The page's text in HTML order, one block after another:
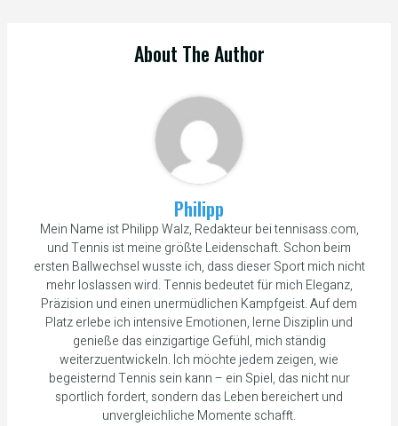
About The Author
Philipp
Mein Name ist Philipp Walz, Redakteur bei tennisass.com,
und Tennis ist meine größte Leidenschaft. Schon beim
ersten Ballwechsel wusste ich, dass dieser Sport mich nicht
mehr loslassen wird. Tennis bedeutet für mich Eleganz,
Präzision und einen unermüdlichen Kampfgeist. Auf dem
Platz erlebe ich intensive Emotionen, lerne Disziplin und
genieße das einzigartige Gefühl, mich ständig
weiterzuentwickeln. Ich möchte jedem zeigen, wie
begeisternd Tennis sein kann – ein Spiel, das nicht nur
sportlich fordert, sondern das Leben bereichert und
unvergleichliche Momente schafft.